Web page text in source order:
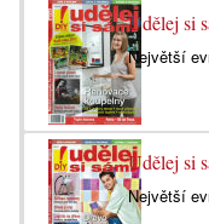
Udělej si
Největší
Udělej si
Největší